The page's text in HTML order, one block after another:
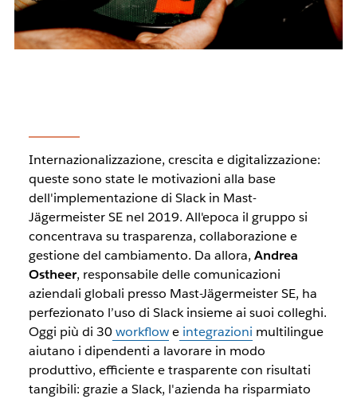
Internazionalizzazione, crescita e digitalizzazione:
queste sono state le motivazioni alla base
dell'implementazione di Slack in Mast-
Jägermeister SE nel 2019. All'epoca il gruppo si
concentrava su trasparenza, collaborazione e
gestione del cambiamento. Da allora, Andrea
Ostheer, responsabile delle comunicazioni
aziendali globali presso Mast-Jägermeister SE, ha
perfezionato l’uso di Slack insieme ai suoi colleghi.
Oggi più di 30 workfloweintegrazioni multilingue
aiutano i dipendenti a lavorare in modo
produttivo, efficiente e trasparente con risultati
tangibili: grazie a Slack, l'azienda ha risparmiato